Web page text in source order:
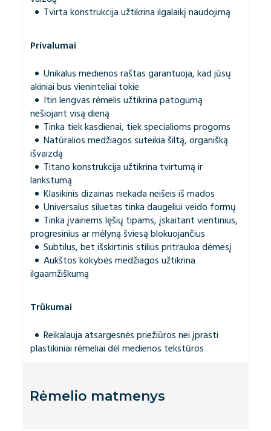
Tvirta konstrukcija užtikrina ilgalaikį naudojimą
Privalumai
Unikalus medienos raštas garantuoja, kad jūsų
akiniai bus vieninteliai tokie
Itin lengvas rėmelis užtikrina patogumą
nešiojant visą dieną
Tinka tiek kasdienai, tiek specialioms progoms
Natūralios medžiagos suteikia šiltą, organišką
išvaizdą
Titano konstrukcija užtikrina tvirtumą ir
lankstumą
Klasikinis dizainas niekada neišeis iš mados
Universalus siluetas tinka daugeliui veido formų
Tinka įvairiems lęšių tipams, įskaitant vientinius,
progresinius ar mėlyną šviesą blokuojančius
Subtilus, bet išskirtinis stilius pritraukia dėmesį
Aukštos kokybės medžiagos užtikrina
ilgaamžiškumą
Trūkumai
Reikalauja atsargesnės priežiūros nei įprasti
plastikiniai rėmeliai dėl medienos tekstūros
Rėmelio matmenys